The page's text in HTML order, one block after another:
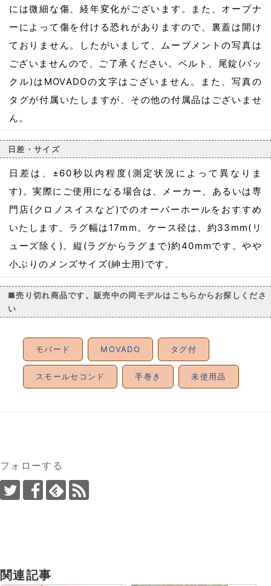
には微細な傷、経年変化がございます。また、オープナ
ーによって傷を付ける恐れがありますので、裏蓋は開け
ておりません。したがいまして、ムーブメントの写真は
ございませんので、ご了承ください。ベルト、尾錠(バッ
クル)はMOVADOの文字はございません。また、写真の
タグが付属いたしますが、その他の付属品はございませ
ん。
日差・サイズ
日差は、±60秒以内程度(測定状況によって異なりま
す)。実際にご使用になる場合は、メーカー、あるいは専
門店(クロノスイスなど)でのオーバーホールをおすすめ
いたします。ラグ幅は17mm。ケース径は、約33mm(リ
ューズ除く)。縦(ラグからラグまで)約40mmです。やや
小ぶりのメンズサイズ(紳士用)です。
■売り切れ商品です。販売中の同モデルはこちらからお探しくださ
い
モバード MOVADO タグ付
スモールセコンド 手巻き 未使用品
フォローする
関連記事